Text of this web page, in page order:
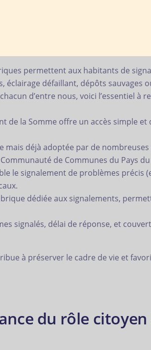
permettent aux habitants de
défaillant, dépôts sauvages
d’entre nous, voici l’essentiel à
de la Somme offre un accès simple
mais déjà adoptée par de
de Communes du Pays
le signalement de problèmes précis
dédiée aux signalements,
signalés, délai de réponse, et
à préserver le cadre de vie et
du rôle citoyen